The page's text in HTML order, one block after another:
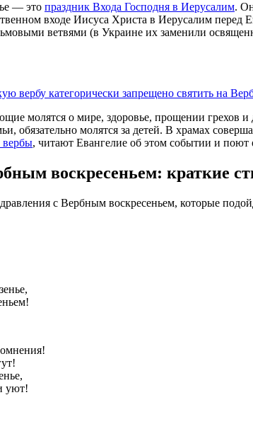
— это праздник Входа Господня в Иерусалим.
входе Иисуса Христа в Иерусалим перед
ветвями (в Украине их заменили
вербу категорически запрещено святить на
молятся о мире, здоровье, прощении грехов
обязательно молятся за детей. В храмах
вербы, читают Евангелие об этом событии и
воскресеньем: краткие
с Вербным воскресеньем, которые
уют!